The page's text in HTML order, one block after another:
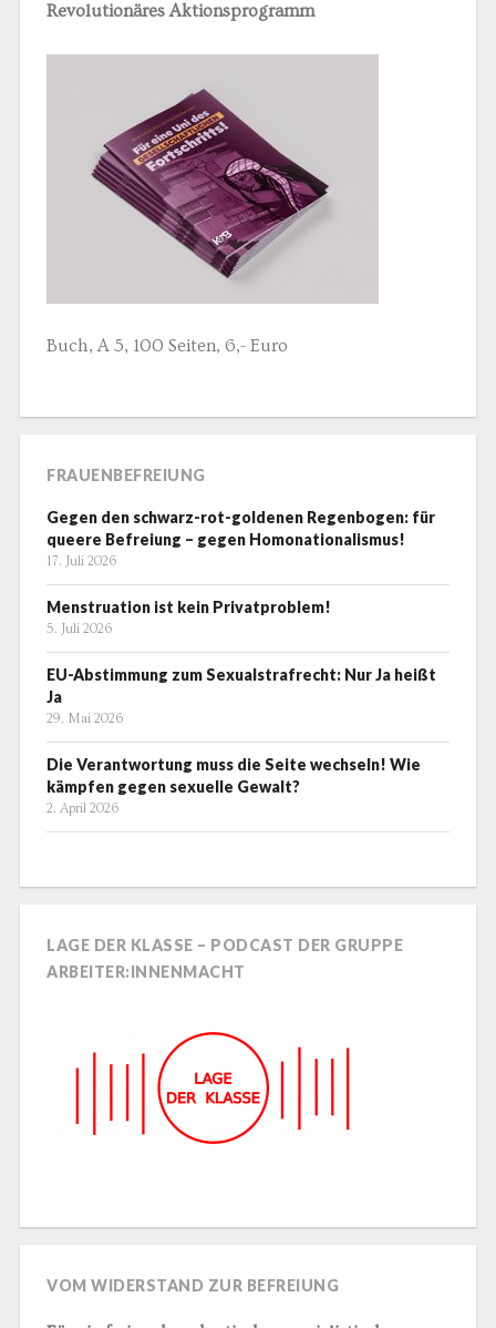
Revolutionäres Aktionsprogramm
Buch, A 5, 100 Seiten, 6,- Euro
FRAUENBEFREIUNG
Gegen den schwarz-rot-goldenen Regenbogen: für
queere Befreiung – gegen Homonationalismus!
17. Juli 2026
Menstruation ist kein Privatproblem!
5. Juli 2026
EU-Abstimmung zum Sexualstrafrecht: Nur Ja heißt
Ja
29. Mai 2026
Die Verantwortung muss die Seite wechseln! Wie
kämpfen gegen sexuelle Gewalt?
2. April 2026
LAGE DER KLASSE – PODCAST DER GRUPPE
ARBEITER:INNENMACHT
VOM WIDERSTAND ZUR BEFREIUNG